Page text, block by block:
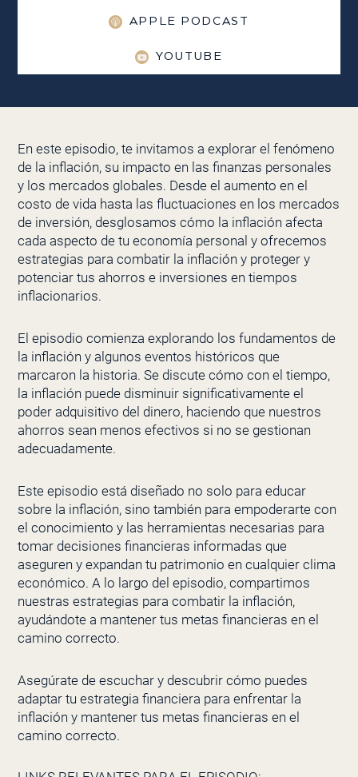
APPLE PODCAST
YOUTUBE
En este episodio, te invitamos a explorar el fenómeno
de la inflación, su impacto en las finanzas personales
y los mercados globales. Desde el aumento en el
costo de vida hasta las fluctuaciones en los mercados
de inversión, desglosamos cómo la inflación afecta
cada aspecto de tu economía personal y ofrecemos
estrategias para combatir la inflación y proteger y
potenciar tus ahorros e inversiones en tiempos
inflacionarios.
El episodio comienza explorando los fundamentos de
la inflación y algunos eventos históricos que
marcaron la historia. Se discute cómo con el tiempo,
la inflación puede disminuir significativamente el
poder adquisitivo del dinero, haciendo que nuestros
ahorros sean menos efectivos si no se gestionan
adecuadamente.
Este episodio está diseñado no solo para educar
sobre la inflación, sino también para empoderarte con
el conocimiento y las herramientas necesarias para
tomar decisiones financieras informadas que
aseguren y expandan tu patrimonio en cualquier clima
económico. A lo largo del episodio, compartimos
nuestras estrategias para combatir la inflación,
ayudándote a mantener tus metas financieras en el
camino correcto.
Asegúrate de escuchar y descubrir cómo puedes
adaptar tu estrategia financiera para enfrentar la
inflación y mantener tus metas financieras en el
camino correcto.